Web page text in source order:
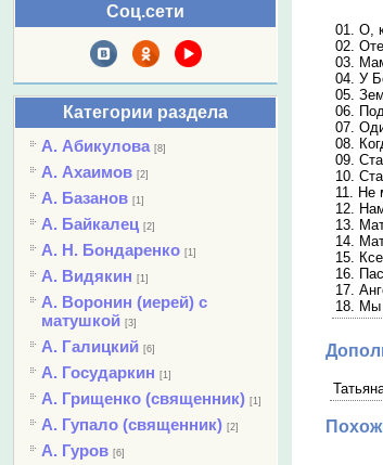
Соц.сети
Категории раздела
А. Абикулова [8]
А. Ахаимов [2]
А. Базанов [1]
А. Байкалец [2]
А. Н. Бондаренко [1]
А. Видякин [1]
А. Воронин (иерей) с
матушкой [3]
А. Галицкий [6]
А. Государкин [1]
А. Грищенко (священник) [1]
А. Гупало (священник) [2]
А. Гуров [6]
01. О,
02.
03.
04. У
05.
06.
07.
08.
09.
10.
11. Не
12.
13.
14.
15.
16.
17.
18. Мы